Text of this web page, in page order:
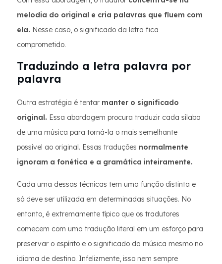
melodia do original e cria palavras que fluem com
ela. Nesse caso, o significado da letra fica
comprometido.
Traduzindo a letra palavra por
palavra
Outra estratégia é tentar manter o significado
original. Essa abordagem procura traduzir cada sílaba
de uma música para torná-la o mais semelhante
possível ao original. Essas traduções normalmente
ignoram a fonética e a gramática inteiramente.
Cada uma dessas técnicas tem uma função distinta e
só deve ser utilizada em determinadas situações. No
entanto, é extremamente típico que os tradutores
comecem com uma tradução literal em um esforço para
preservar o espírito e o significado da música mesmo no
idioma de destino. Infelizmente, isso nem sempre